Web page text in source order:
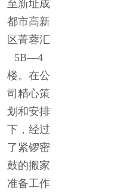
至新址成
都市高新
区菁蓉汇
5B—4
楼。在公
司精心策
划和安排
下，经过
了紧锣密
鼓的搬家
准备工作